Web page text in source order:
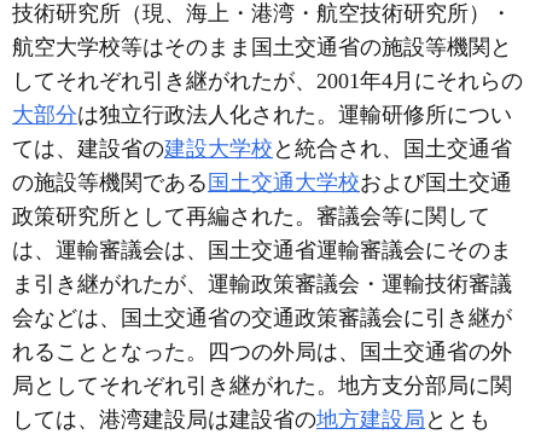
技術研究所（現、海上・港湾・航空技術研究所）・
航空大学校等はそのまま国土交通省の施設等機関と
してそれぞれ引き継がれたが、2001年4月にそれらの
大部分は独立行政法人化された。運輸研修所につい
ては、建設省の建設大学校 と統合され、国土交通省
の施設等機関である 国土交通大学校および国土交通
政策研究所として再編された。審議会等に関して
は、運輸審議会は、国土交通省運輸審議会にそのま
ま引き継がれたが、運輸政策審議会・運輸技術審議
会などは、国土交通省の交通政策審議会に引き継が
れることとなった。四つの外局は、国土交通省の外
局としてそれぞれ引き継がれた。地方支分部局に関
しては、港湾建設局は建設省の地方建設局 ととも